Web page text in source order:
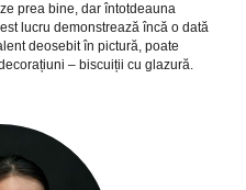
prea bine, dar întotdeauna
lucru demonstrează încă o dată
deosebit în pictură, poate
– biscuiții cu glazură.